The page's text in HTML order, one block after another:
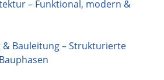
– Funktional, modern &
Bauleitung – Strukturierte